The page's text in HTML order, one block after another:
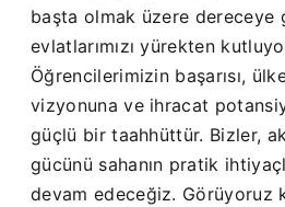
başta olmak üzere dereceye
evlatlarımızı yürekten
Öğrencilerimizin başarısı,
vizyonuna ve ihracat
güçlü bir taahhüttür. Bizler,
gücünü sahanın pratik
devam edeceğiz. Görüyoruz